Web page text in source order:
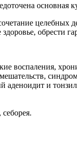
основная
целебных
обрести
воспаления,
и